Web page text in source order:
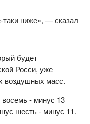
таки ниже», — сказал
будет
Росси, уже
воздушных масс.
- минус 13
шесть - минус 11.